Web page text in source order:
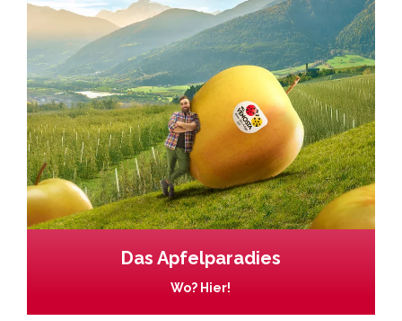
Das Apfelparadies
Wo? Hier!